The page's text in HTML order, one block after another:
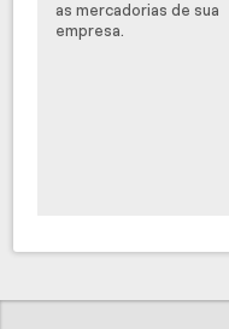
as mercadorias de sua
empresa.